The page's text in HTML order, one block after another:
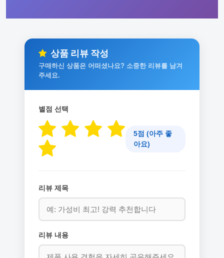
상품 리뷰 작성
구매하신 상품은 어떠셨나요? 소중한 리뷰를 남겨
주세요.
별점 선택
5점 (아주 좋
아요)
리뷰 제목
리뷰 내용